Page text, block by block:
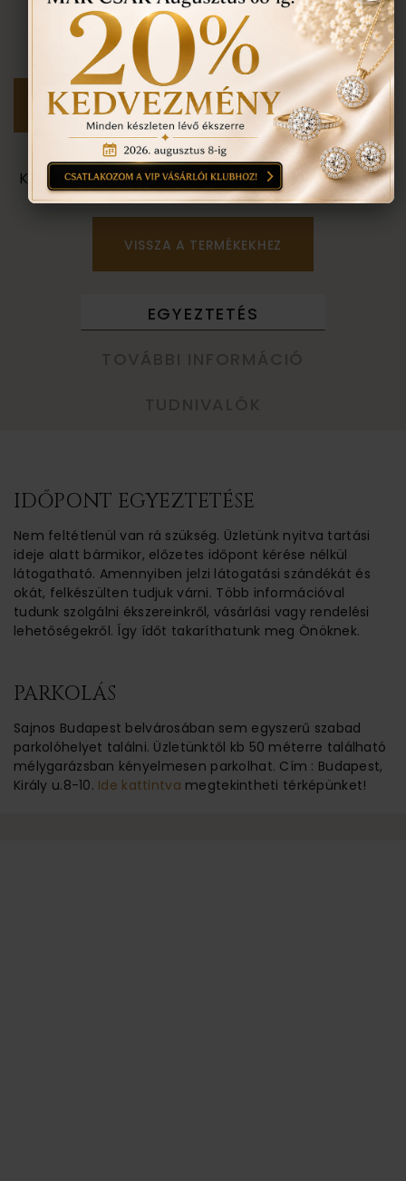
nem tudom
Személyes megtekintés a Budapest VII. kerület,
Király u. 1/b címen található üzletünkben történik.
VISSZA A TERMÉKEKHEZ
EGYEZTETÉS
IDŐPONT EGYEZTETÉSE
Nem feltétlenül van rá szükség. Üzletünk nyitva tartási
ideje alatt bármikor, előzetes időpont kérése nélkül
látogatható. Amennyiben jelzi látogatási szándékát és
okát, felkészülten tudjuk várni. Több információval
tudunk szolgálni ékszereinkről, vásárlási vagy rendelési
lehetőségekről. Így ídőt takaríthatunk meg Önöknek.
PARKOLÁS
Sajnos Budapest belvárosában sem egyszerű szabad
parkolóhelyet találni. Üzletünktől kb 50 méterre található
mélygarázsban kényelmesen parkolhat. Cím : Budapest,
Király u.8-10. Ide kattintva megtekintheti térképünket!